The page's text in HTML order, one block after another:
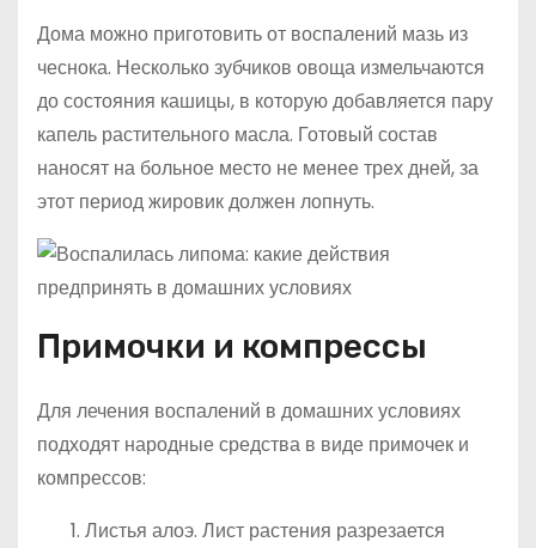
Дома можно приготовить от воспалений мазь из
чеснока. Несколько зубчиков овоща измельчаются
до состояния кашицы, в которую добавляется пару
капель растительного масла. Готовый состав
наносят на больное место не менее трех дней, за
этот период жировик должен лопнуть.
Примочки и компрессы
Для лечения воспалений в домашних условиях
подходят народные средства в виде примочек и
компрессов:
Листья алоэ. Лист растения разрезается